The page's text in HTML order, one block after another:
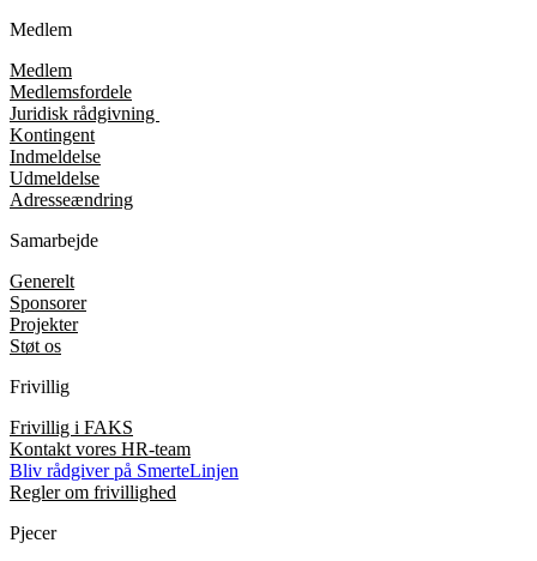
Medlem
Medlem
Medlemsfordele
Juridisk rådgivning
Kontingent
Indmeldelse
Udmeldelse
Adresseændring
Samarbejde
Generelt
Sponsorer
Projekter
Støt os
Frivillig
Frivillig i FAKS
Kontakt vores HR-team
Bliv rådgiver på SmerteLinjen
Regler om frivillighed
Pjecer